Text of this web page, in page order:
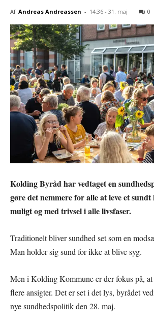
Af Andreas Andreassen - 14:36 - 31. maj 0
Kolding Byråd har vedtaget en
gøre det nemmere for alle at leve et
muligt og med trivsel i alle livsfaser.
Traditionelt bliver sundhed set som en
Man holder sig sund for ikke at blive syg.
Men i Kolding Kommune er der fokus på, at
flere ansigter. Det er set i det lys, byrådet
nye sundhedspolitik den 28. maj.